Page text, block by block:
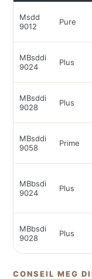
Msdd
9012
Pure
MBsddi
9024
Plus
MBsddi
9028
Plus
MBsddi
9058
Prime
MBbsdi
9024
Plus
MBbsdi
9028
Plus
CONSEIL MEG